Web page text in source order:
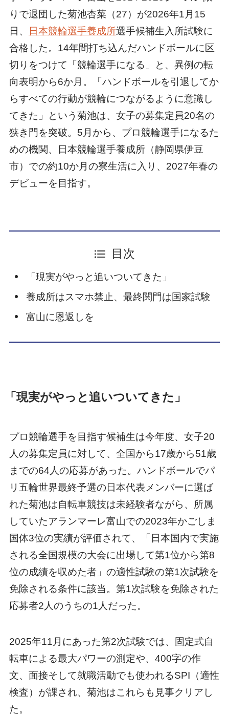
りで退団した菊池杏菜（27）が2026年1月15
日、
日本競輪選手養成所選手候補生入所試験に
合格した。14年間打ち込んだハンドボールに区
切りをつけて「競輪選手になる」と、異例の転
向表明から6か月。「ハンドボールを引退してか
らすべての行動が競輪につながるように意識し
てきた」という菊池は、女子の募集定員20名の
狭き門を突破。5月から、プロ競輪選手になるた
めの機関、日本競輪選手養成所（静岡県伊豆
市）での約10か月の寮生活に入り、2027年春の
デビューを目指す。
目次
「現実がやっと追いついてきた」
養成所はスマホ禁止、最終関門は国家試験
富山に恩返しを
「現実がやっと追いついてきた」
プロ競輪選手を目指す候補生は今年度、女子20
人の募集定員に対して、全国から17歳から51歳
までの64人の応募があった。ハンドボールでパ
リ五輪世界最終予選の日本代表メンバーに選ば
れた菊池は自転車競技は未経験者ながら、所属
していたアランマーレ富山での2023年かごしま
国体3位の実績が評価されて、「日本国内で実施
される全国規模の大会に出場して第1位から第8
位の成績を収めた者」の適性試験の第1次試験を
免除される条件に該当。第1次試験を免除された
応募者2人のうちの1人だった。
2025年11月にあった第2次試験では、固定式自
転車による最大パワーの測定や、400字の作
文、面接そして就職活動でも使われるSPI（適性
検査）が課され、菊池はこれらも見事クリアし
た。